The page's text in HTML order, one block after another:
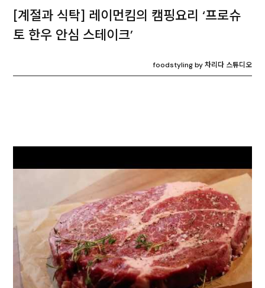
[계절과 식탁] 레이먼킴의 캠핑요리 ‘프로슈
토 한우 안심 스테이크’
foodstyling by 차리다 스튜디오